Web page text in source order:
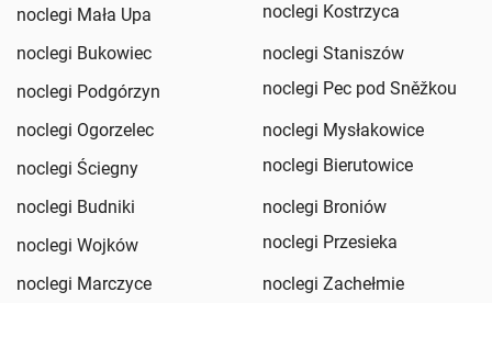
noclegi Mała Upa
noclegi Kostrzyca
noclegi Bukowiec
noclegi Staniszów
noclegi Podgórzyn
noclegi Pec pod Sněžkou
noclegi Ogorzelec
noclegi Mysłakowice
noclegi Ściegny
noclegi Bierutowice
noclegi Budniki
noclegi Broniów
noclegi Wojków
noclegi Przesieka
noclegi Marczyce
noclegi Zachełmie